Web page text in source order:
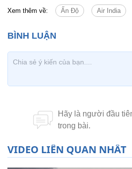
Xem thêm về: Ấn Độ Air India
VIDEO LIÊN QUAN NHẤT